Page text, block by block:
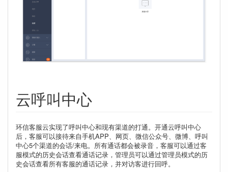
云呼叫中心
环信客服云实现了呼叫中心和现有渠道的打通。开通云呼叫中心
后，客服可以接待来自手机APP、网页、微信公众号、微博、呼叫
中心5个渠道的会话/来电。所有通话都会被录音，客服可以通过客
服模式的历史会话查看通话记录，管理员可以通过管理员模式的历
史会话查看所有客服的通话记录，并对访客进行回呼。